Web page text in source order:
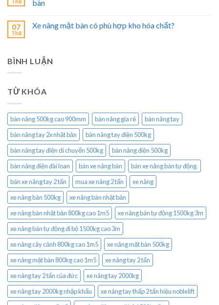
bàn
07
Th8
Xe nâng mặt bàn có phù hợp kho hóa chất?
BÌNH LUẬN
TỪ KHÓA
bàn nâng 500kg cao 900mm bàn nâng gía rẻ
bàn nâng tay
bàn nâng tay 2x nhật bản
bàn nâng tay điện 500kg
bàn nâng tay điện di chuyển 500kg
bàn nâng điện 500kg
bàn nâng điện đài loan
bán xe nâng bàn
bán xe nâng bán tự động.
bán xe nâng tay 2 tấn
mua xe nâng 2 tấn
xe nâng
xe nâng bàn 500kg
xe nâng bàn nhật bản
xe nâng bàn nhật bản 800kg cao 1m5
xe nâng bán tự động 1500kg 3m
xe nâng bán tự động đi bộ 1500kg cao 3m
xe nâng cây cảnh 800kg cao 1m5
xe nâng mặt bàn 500kg
xe nâng mặt bàn 800kg cao 1m5
xe nâng tay 2 tấn
xe nâng tay 2 tấn của đức
xe nâng tay 2000kg
xe nâng tay 2000kg nhập khẩu
xe nâng tay thấp 2 tấn hiệu noblelift